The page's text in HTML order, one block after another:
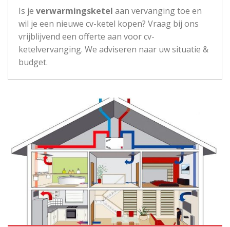
Is je verwarmingsketel aan vervanging toe en
wil je een nieuwe cv-ketel kopen? Vraag bij ons
vrijblijvend een offerte aan voor cv-
ketelvervanging. We adviseren naar uw situatie &
budget.